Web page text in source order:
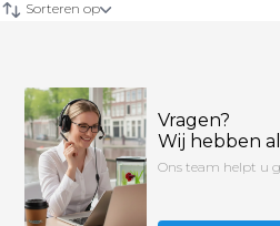
Sorteren op
Vragen?
Wij hebben
Ons team helpt u